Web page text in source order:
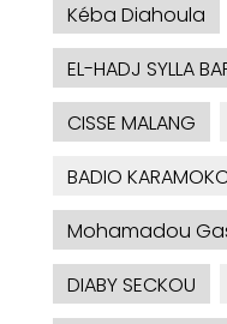
Kéba Diahoula
EL-HADJ SYLLA
CISSE MALANG
BADIO
Mohamadou
DIABY SECKOU